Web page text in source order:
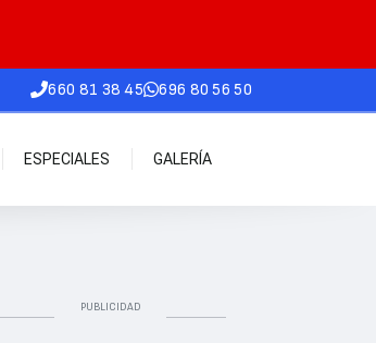
660 81 38 45 696 80 56 50
ESPECIALES GALERÍA
PUBLICIDAD